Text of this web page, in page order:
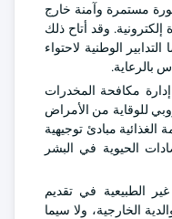
مستمرة وآمنة خارج
وقد أتاح ذلك
الوطنية لاحتواء
بالرعاية.
مكافحة المخدرات
للوقاية من الأمراض
الغذائية مبادئ توجيهية
الحيوية في البشر
الطبيعية في تقديم
الخارجية، ولا سيما